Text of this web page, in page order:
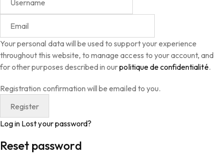
Your personal data will be used to support your experience
throughout this website, to manage access to your account, and
for other purposes described in ourpolitique de confidentialité.
Registration confirmation will be emailed to you.
Log in Lost your password?
Reset password